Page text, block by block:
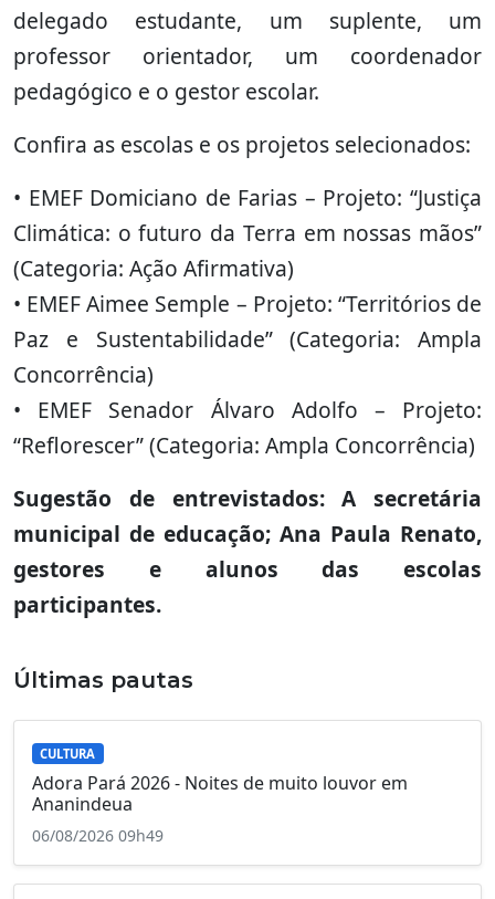
delegado estudante, um suplente, um
professor orientador, um coordenador
pedagógico e o gestor escolar.
Confira as escolas e os projetos selecionados:
• EMEF Domiciano de Farias – Projeto: “Justiça
Climática: o futuro da Terra em nossas mãos”
(Categoria: Ação Afirmativa)
• EMEF Aimee Semple – Projeto: “Territórios de
Paz e Sustentabilidade” (Categoria: Ampla
Concorrência)
• EMEF Senador Álvaro Adolfo – Projeto:
“Reflorescer” (Categoria: Ampla Concorrência)
Sugestão de entrevistados: A secretária
municipal de educação; Ana Paula Renato,
gestores e alunos das escolas
participantes.
Últimas pautas
CULTURA
Adora Pará 2026 - Noites de muito louvor em
Ananindeua
06/08/2026 09h49